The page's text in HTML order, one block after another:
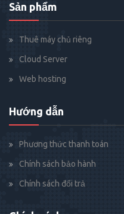
Sản phẩm
Thuê máy chủ riêng
Cloud Server
Web hosting
Hướng dẫn
Phương thức thanh toán
Chính sách bảo hành
Chính sách đổi trả